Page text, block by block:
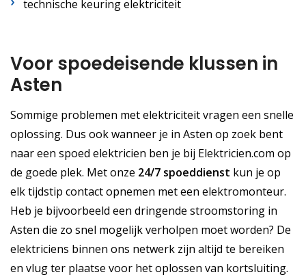
technische keuring elektriciteit
Voor spoedeisende klussen in
Asten
Sommige problemen met elektriciteit vragen een snelle
oplossing. Dus ook wanneer je in Asten op zoek bent
naar een spoed elektricien ben je bij Elektricien.com op
de goede plek. Met onze 24/7 spoeddienst kun je op
elk tijdstip contact opnemen met een elektromonteur.
Heb je bijvoorbeeld een dringende stroomstoring in
Asten die zo snel mogelijk verholpen moet worden? De
elektriciens binnen ons netwerk zijn altijd te bereiken
en vlug ter plaatse voor het oplossen van kortsluiting.